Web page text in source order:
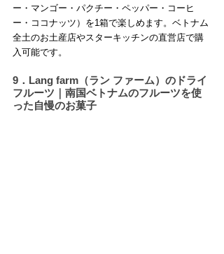
ー・マンゴー・パクチー・ペッパー・コーヒ
ー・ココナッツ）を1箱で楽しめます。ベトナム
全土のお土産店やスターキッチンの直営店で購
入可能です。
9．Lang farm（ラン ファーム）のドライ
フルーツ｜南国ベトナムのフルーツを使
った自慢のお菓子